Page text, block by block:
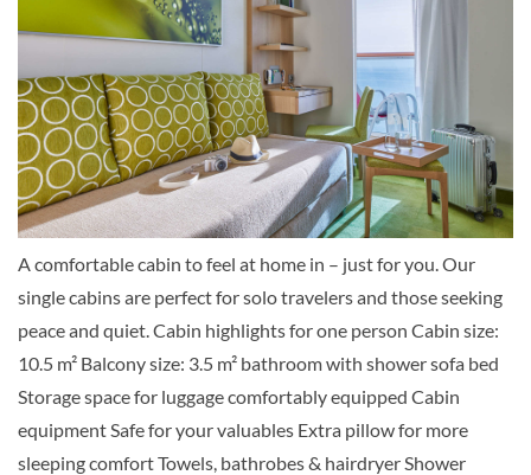
Balcony cabin-[BA]
Deck 10
Balkonkabine
Balcony cabin-[BB]
Deck 10
Balkonkabine
A comfortable cabin to feel at home in – just for you. Our
single cabins are perfect for solo travelers and those seeking
peace and quiet. Cabin highlights for one person Cabin size:
10.5 m² Balcony size: 3.5 m² bathroom with shower sofa bed
Storage space for luggage comfortably equipped Cabin
equipment Safe for your valuables Extra pillow for more
sleeping comfort Towels, bathrobes & hairdryer Shower